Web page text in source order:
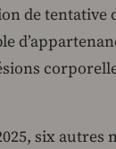
de tentative
six autres